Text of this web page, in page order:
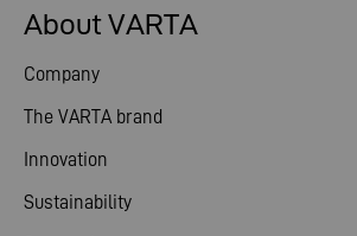
About VARTA
Company
The VARTA brand
Innovation
Sustainability